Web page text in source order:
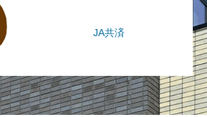
JA共済